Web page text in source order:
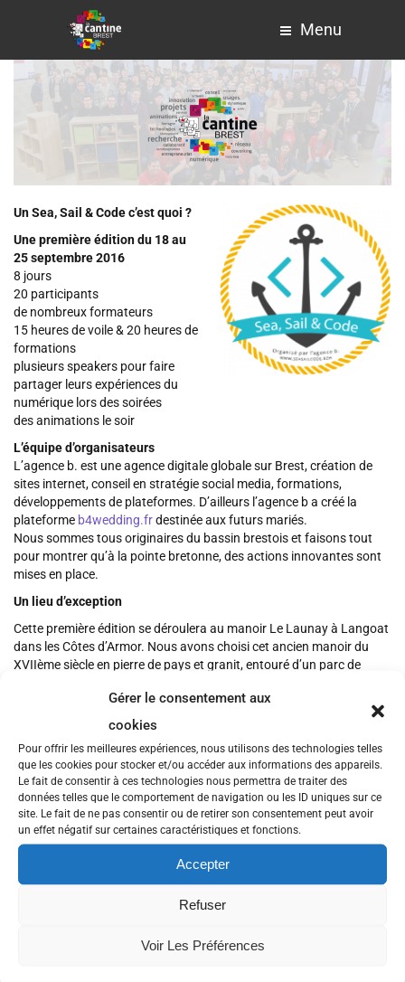
Gérer le consentement aux
cookies
Pour offrir les meilleures expériences, nous utilisons des technologies telles
que les cookies pour stocker et/ou accéder aux informations des appareils.
Le fait de consentir à ces technologies nous permettra de traiter des
données telles que le comportement de navigation ou les ID uniques sur ce
site. Le fait de ne pas consentir ou de retirer son consentement peut avoir
un effet négatif sur certaines caractéristiques et fonctions.
Accepter
Refuser
Voir Les Préférences
Menu
Un Sea, Sail & Code c’est quoi ?
Une première édition du 18 au
25 septembre 2016
8 jours
20 participants
de nombreux formateurs
15 heures de voile & 20 heures de
formations
plusieurs speakers pour faire
partager leurs expériences du
numérique lors des soirées
des animations le soir
L’équipe d’organisateurs
L’agence b. est une agence digitale globale sur Brest, création de
sites internet, conseil en stratégie social media, formations,
développements de plateformes. D’ailleurs l’agence b a créé la
plateforme b4wedding.frdestinée aux futurs mariés.
Nous sommes tous originaires du bassin brestois et faisons tout
pour montrer qu’à la pointe bretonne, des actions innovantes sont
mises en place.
Un lieu d’exception
Cette première édition se déroulera au manoir Le Launay à Langoat
dans les Côtes d’Armor. Nous avons choisi cet ancien manoir du
XVIIème siècle en pierre de pays et granit, entouré d’un parc de
d’accueil et le côté prestigieux du lieu propice au travail et à la
Bâbord ou tribord ?
Les 20 participants seront divisés en 2 groupes : bâbord et tribord.
– groupe BABORD : apprentissage de Ruby On Rails ou Node JS ou
angular JS
– groupe TRIBORD : groupe de débutants qui veulent comprendre et
commencer à coder pour le web
Nous avons souhaité associer la voile à des formations
pratiquants, de connaître les éléments naturels avant de sortir